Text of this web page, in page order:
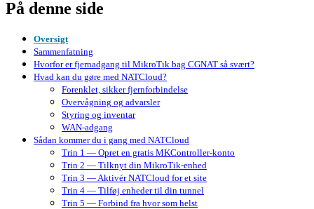
På denne side
Oversigt
Sammenfatning
Hvorfor er fjernadgang til MikroTik bag CGNAT så svært?
Hvad kan du gøre med NATCloud?
Forenklet, sikker fjernforbindelse
Overvågning og advarsler
Styring og inventar
WAN-adgang
Sådan kommer du i gang med NATCloud
Trin 1 — Opret en gratis MKController-konto
Trin 2 — Tilknyt din MikroTik-enhed
Trin 3 — Aktivér NATCloud for et site
Trin 4 — Tilføj enheder til din tunnel
Trin 5 — Forbind fra hvor som helst